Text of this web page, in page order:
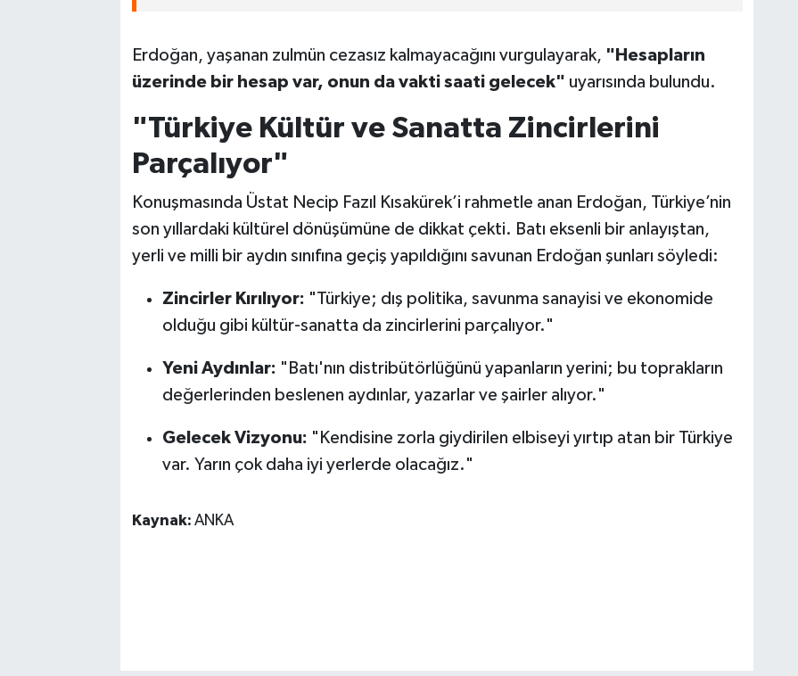
Erdoğan, yaşanan zulmün cezasız kalmayacağını vurgulayarak, "Hesapların
üzerinde bir hesap var, onun da vakti saati gelecek" uyarısında bulundu.
"Türkiye Kültür ve Sanatta Zincirlerini
Parçalıyor"
Konuşmasında Üstat Necip Fazıl Kısakürek’i rahmetle anan Erdoğan, Türkiye’nin
son yıllardaki kültürel dönüşümüne de dikkat çekti. Batı eksenli bir anlayıştan,
yerli ve milli bir aydın sınıfına geçiş yapıldığını savunan Erdoğan şunları söyledi:
Zincirler Kırılıyor: "Türkiye; dış politika, savunma sanayisi ve ekonomide
olduğu gibi kültür-sanatta da zincirlerini parçalıyor."
Yeni Aydınlar: "Batı'nın distribütörlüğünü yapanların yerini; bu toprakların
değerlerinden beslenen aydınlar, yazarlar ve şairler alıyor."
Gelecek Vizyonu: "Kendisine zorla giydirilen elbiseyi yırtıp atan bir Türkiye
var. Yarın çok daha iyi yerlerde olacağız."
Kaynak: ANKA